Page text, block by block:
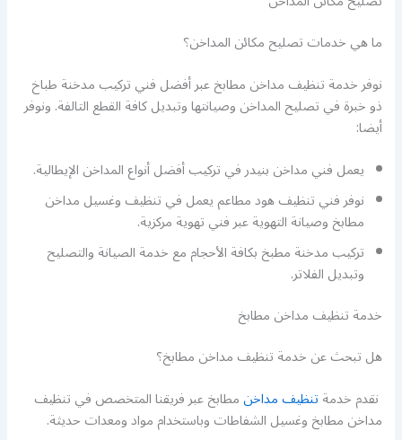
ما هي خدمات تصليح مكائن المداخن؟
نوفر خدمة تنظيف مداخن مطابخ عبر أفضل فني تركيب مدخنة طباخ
ذو خبرة في تصليح المداخن وصيانتها وتبديل كافة القطع التالفة. ونوفر
أيضا:
يعمل فني مداخن بنيدر في تركيب أفضل أنواع المداخن الإيطالية.
نوفر فني تنظيف هود مطاعم يعمل في تنظيف وغسيل مداخن
مطابخ وصيانة التهوية عبر فني تهوية مركزية.
تركيب مدخنة مطبخ بكافة الأحجام مع خدمة الصيانة والتصليح
وتبديل الفلاتر.
خدمة تنظيف مداخن مطابخ
هل تبحث عن خدمة تنظيف مداخن مطابخ؟
نقدم خدمةتنظيف مداخنمطابخ عبر فريقنا المتخصص في تنظيف
مداخن مطابخ وغسيل الشفاطات وباستخدام مواد ومعدات حديثة.